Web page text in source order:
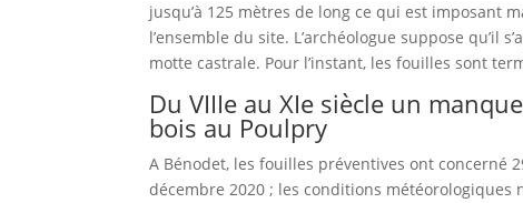
jusqu’à 125 mètres de long ce qui est imposant
l’ensemble du site. L’archéologue suppose qu’il
motte castrale. Pour l’instant, les fouilles sont
Du VIIIe au XIe siècle un
bois au Poulpry
A Bénodet, les fouilles préventives ont concerné
décembre 2020 ; les conditions météorologiques